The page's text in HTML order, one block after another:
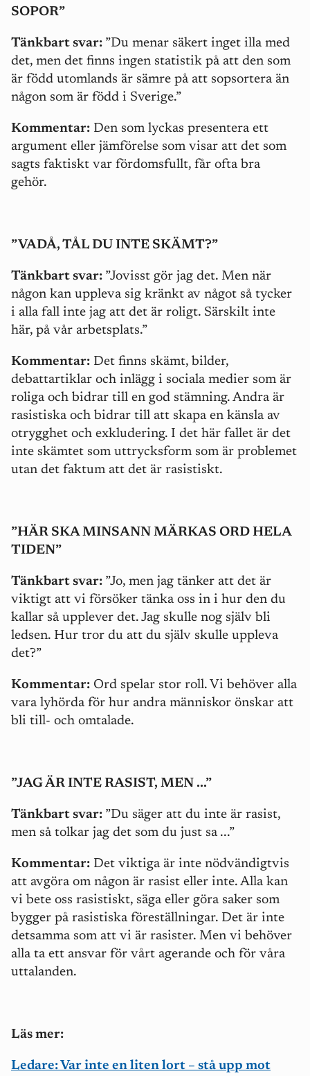
SOPOR”
Tänkbart svar: ”Du menar säkert inget illa med
det, men det finns ingen statistik på att den som
är född utomlands är sämre på att sopsortera än
någon som är född i Sverige.”
Kommentar: Den som lyckas presentera ett
argument eller jämförelse som visar att det som
sagts faktiskt var fördomsfullt, får ofta bra
gehör.
”VADÅ, TÅL DU INTE SKÄMT?”
Tänkbart svar: ”Jovisst gör jag det. Men när
någon kan uppleva sig kränkt av något så tycker
i alla fall inte jag att det är roligt. Särskilt inte
här, på vår arbetsplats.”
Kommentar: Det finns skämt, bilder,
debattartiklar och inlägg i sociala medier som är
roliga och bidrar till en god stämning. Andra är
rasistiska och bidrar till att skapa en känsla av
otrygghet och exkludering. I det här fallet är det
inte skämtet som uttrycksform som är problemet
utan det faktum att det är rasistiskt.
”HÄR SKA MINSANN MÄRKAS ORD HELA
TIDEN”
Tänkbart svar: ”Jo, men jag tänker att det är
viktigt att vi försöker tänka oss in i hur den du
kallar så upplever det. Jag skulle nog själv bli
ledsen. Hur tror du att du själv skulle uppleva
det?”
Kommentar: Ord spelar stor roll. Vi behöver alla
vara lyhörda för hur andra människor önskar att
bli till- och omtalade.
”JAG ÄR INTE RASIST, MEN ...”
Tänkbart svar: ”Du säger att du inte är rasist,
men så tolkar jag det som du just sa ...”
Kommentar: Det viktiga är inte nödvändigtvis
att avgöra om någon är rasist eller inte. Alla kan
vi bete oss rasistiskt, säga eller göra saker som
bygger på rasistiska föreställningar. Det är inte
detsamma som att vi är rasister. Men vi behöver
alla ta ett ansvar för vårt agerande och för våra
uttalanden.
Läs mer:
Ledare: Var inte en liten lort – stå upp mot